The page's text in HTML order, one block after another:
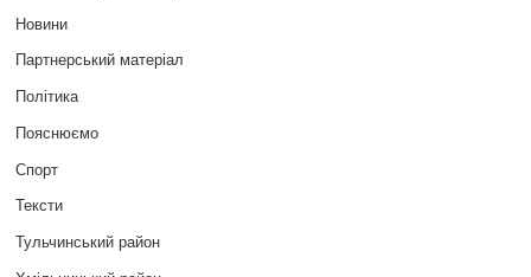
Новини
Партнерський матеріал
Політика
Пояснюємо
Спорт
Тексти
Тульчинський район